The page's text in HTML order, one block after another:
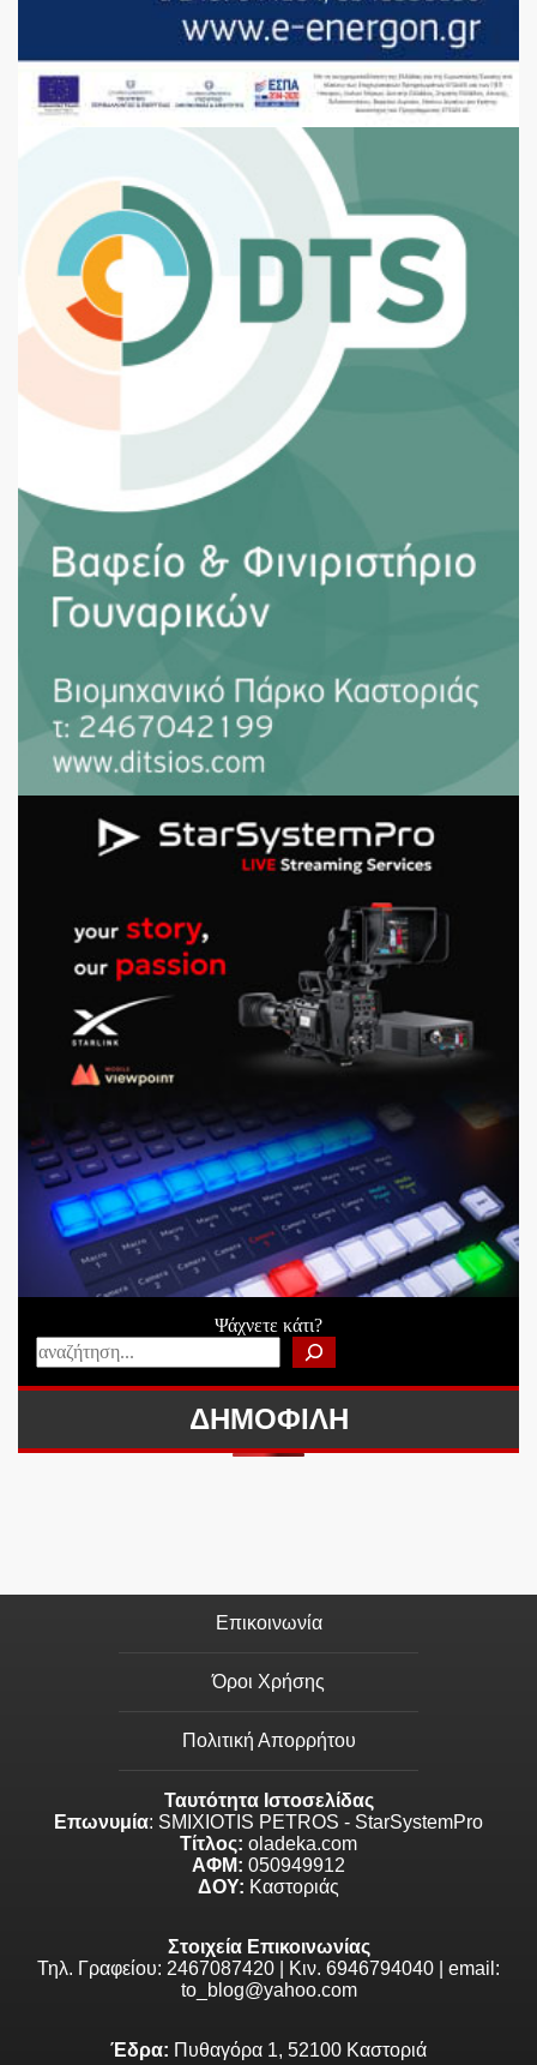
Ψάχνετε κάτι?
ΔΗΜΟΦΙΛΗ
Επικοινωνία
Όροι Χρήσης
Πολιτική Απορρήτου
Ταυτότητα Ιστοσελίδας
Επωνυμία: SMIXIOTIS PETROS - StarSystemPro
Τίτλος: oladeka.com
ΑΦΜ: 050949912
ΔΟΥ: Καστοριάς
Στοιχεία Επικοινωνίας
Τηλ. Γραφείου: 2467087420 | Κιν. 6946794040 | email:
to_blog@yahoo.com
Έδρα: Πυθαγόρα 1, 52100 Καστοριά